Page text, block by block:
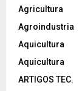
Agricultura
Agroindustria
Aquicultura
Aquicultura
ARTIGOS TEC.